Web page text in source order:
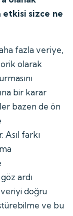
etkisi sizce ne
fazla veriye,
olarak
bir karar
bazen de ön
Asıl farkı
ardı
doğru
ve bu